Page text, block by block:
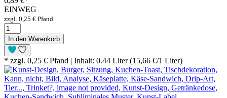
EINWEG
zzgl. 0,25 € Pfand
In den Warenkorb
* zzgl. 0,25 € Pfand | Inhalt: 0.44 Liter (15,66 €/1 Liter)